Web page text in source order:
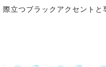
立つブラックアクセント